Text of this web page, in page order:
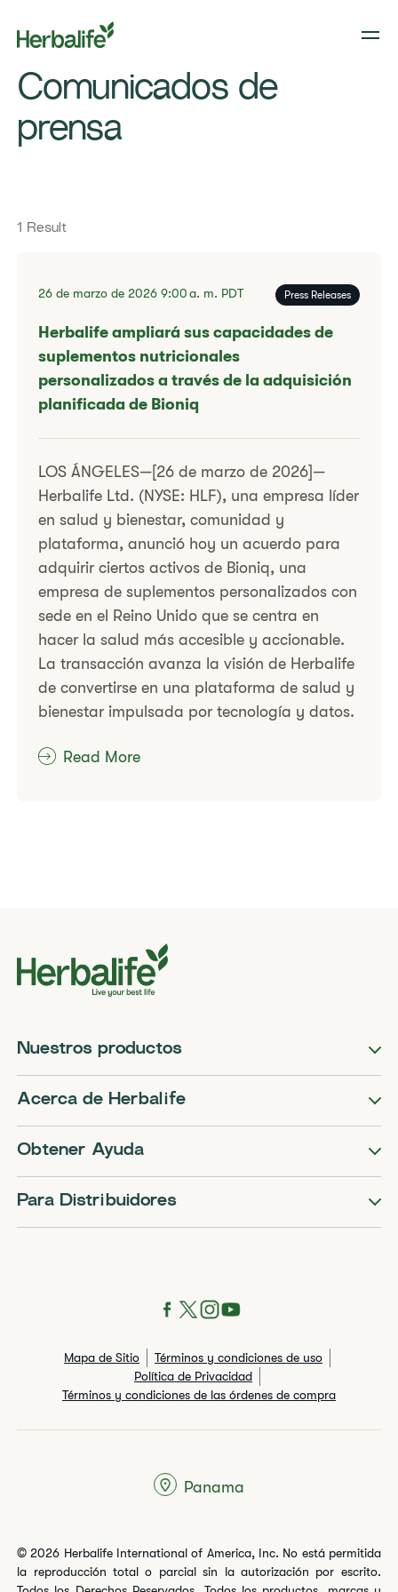
​Comunicados de
prensa​
1 Result
Filter press release
26 de marzo de 20269:00 a. m. PDT Press Releases
Herbalife ampliará sus capacidades de
suplementos nutricionales
personalizados a través de la adquisición
planificada de Bioniq
LOS ÁNGELES—[26 de marzo de 2026]—
Herbalife Ltd. (NYSE: HLF), una empresa líder
en salud y bienestar, comunidad y
plataforma, anunció hoy un acuerdo para
adquirir ciertos activos de Bioniq, una
empresa de suplementos personalizados con
sede en el Reino Unido que se centra en
hacer la salud más accesible y accionable.
La transacción avanza la visión de Herbalife
de convertirse en una plataforma de salud y
bienestar impulsada por tecnología y datos.
Read More
Nuestros productos
Acerca de Herbalife
Obtener Ayuda
Para Distribuidores
Mapa de Sitio
Términos y condiciones de uso
Política de Privacidad
Términos y condiciones de las órdenes de compra
© 2026 Herbalife International of America, Inc. No está permitida
la reproducción total o parcial sin la autorización por escrito.
Panama